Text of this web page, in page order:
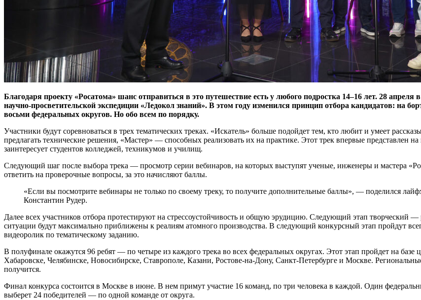
Благодаря проекту «Росатома» шанс отправиться в это путешествие есть у любого подростка 14–16 лет. 28
научно-просветительской экспедиции «Ледокол знаний». В этом году изменился принцип отбора кандидатов: на
восьми федеральных округов. Но обо всем по порядку.
Участники будут соревноваться в трех тематических треках. «Искатель» больше подойдет тем, кто любит и умеет
предлагать технические решения, «Мастер» — способных реализовать их на практике. Этот трек впервые представлен
заинтересует студентов колледжей, техникумов и училищ.
Следующий шаг после выбора трека — просмотр серии вебинаров, на которых выступят ученые, инженеры и мастера
ответить на проверочные вопросы, за это начисляют баллы.
«Если вы посмотрите вебинары не только по своему треку, то получите дополнительные баллы», — поделился
Константин Рудер.
Далее всех участников отбора протестируют на стрессоустойчивость и общую эрудицию. Следующий этап творческий
ситуации будут максимально приближены к реалиям атомного производства. В следующий конкурсный этап пройдут
видеоролик по тематическому заданию.
В полуфинале окажутся 96 ребят — по четыре из каждого трека во всех федеральных округах. Этот этап пройдет на базе
Хабаровске, Челябинске, Новосибирске, Ставрополе, Казани, Ростове-на-Дону, Санкт-Петербурге и Москве.
получится.
Финал конкурса состоится в Москве в июне. В нем примут участие 16 команд, по три человека в каждой. Один
выберет 24 победителей — по одной команде от округа.